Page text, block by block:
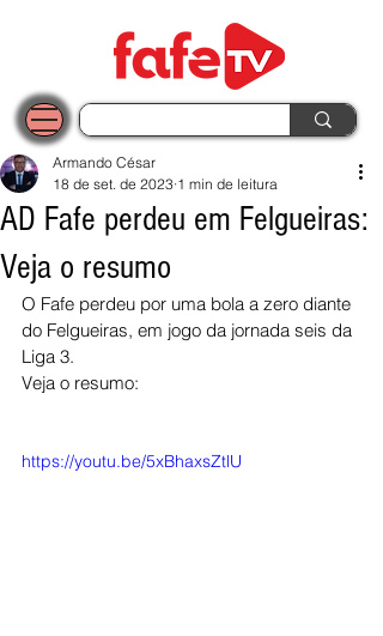
AD Fafe perdeu em Felgueiras:
Veja o resumo
Armando César
18 de set. de 2023 1 min de leitura
O Fafe perdeu por uma bola a zero diante
do Felgueiras, em jogo da jornada seis da
Liga 3.
Veja o resumo:
https://youtu.be/5xBhaxsZtlU